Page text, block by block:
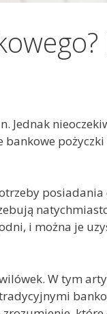
Jednak
pożyczki
i można je
W tym